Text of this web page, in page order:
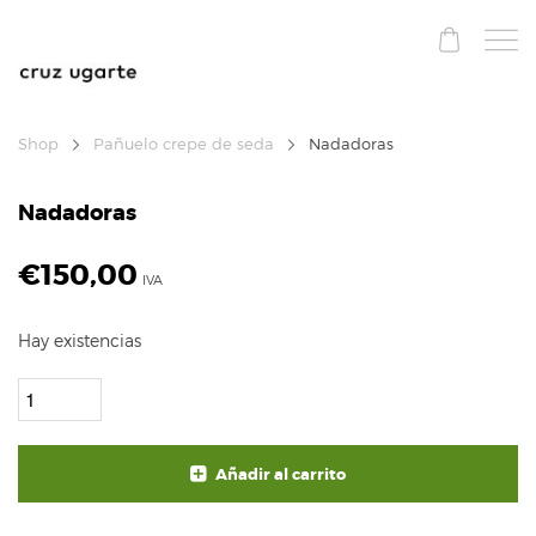
Shop Pañuelo crepe de seda Nadadoras
Nadadoras
€150,00 IVA
Hay existencias
Añadir al carrito